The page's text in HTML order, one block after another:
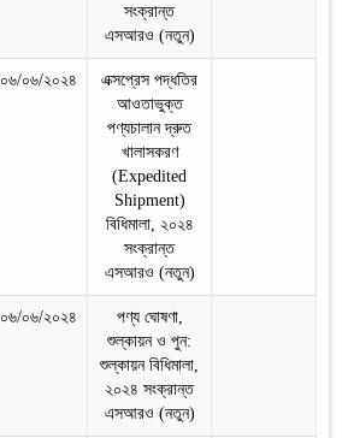
সংক্রান্ত
এসআরও (নতুন)
০৬/০৬/২০২৪
এক্সপ্রেস পদ্ধতির
আওতাভুক্ত
পণ্যচালান দ্রুত
খালাসকরণ
(Expedited
Shipment)
বিধিমালা, ২০২৪
সংক্রান্ত
এসআরও (নতুন)
০৬/০৬/২০২৪
পণ্য ঘোষণা,
শুল্কায়ন ও পুন:
শুল্কায়ন বিধিমালা,
২০২৪ সংক্রান্ত
এসআরও (নতুন)